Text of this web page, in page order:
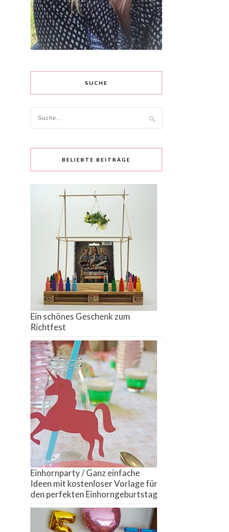
SUCHE
BELIEBTE BEITRÄGE
Ein schönes Geschenk zum
Richtfest
Einhornparty / Ganz einfache
Ideen mit kostenloser Vorlage für
den perfekten Einhorngeburtstag